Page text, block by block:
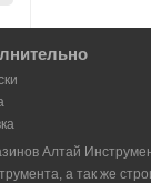
Алтай
а так же